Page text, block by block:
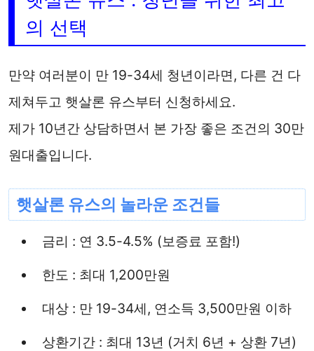
의 선택
만약 여러분이 만 19-34세 청년이라면, 다른 건 다
제쳐두고 햇살론 유스부터 신청하세요.
제가 10년간 상담하면서 본 가장 좋은 조건의 30만
원대출입니다.
햇살론 유스의 놀라운 조건들
금리 : 연 3.5-4.5% (보증료 포함!)
한도 : 최대 1,200만원
대상 : 만 19-34세, 연소득 3,500만원 이하
상환기간 : 최대 13년 (거치 6년 + 상환 7년)